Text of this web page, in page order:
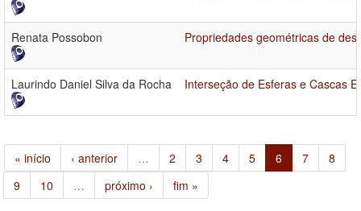
Renata Possobon Propriedades geométricas de
Laurindo Daniel Silva da Rocha Interseção de Esferas e Cascas
« início ‹ anterior … 2 3 4 5 6 7
8
9
10 … próximo › fim »